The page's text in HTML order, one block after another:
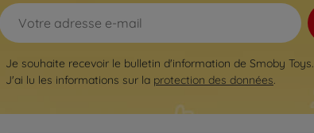
Je souhaite recevoir le bulletin d'information de Smoby Toys.
J'ai lu les informations sur la protection des données.